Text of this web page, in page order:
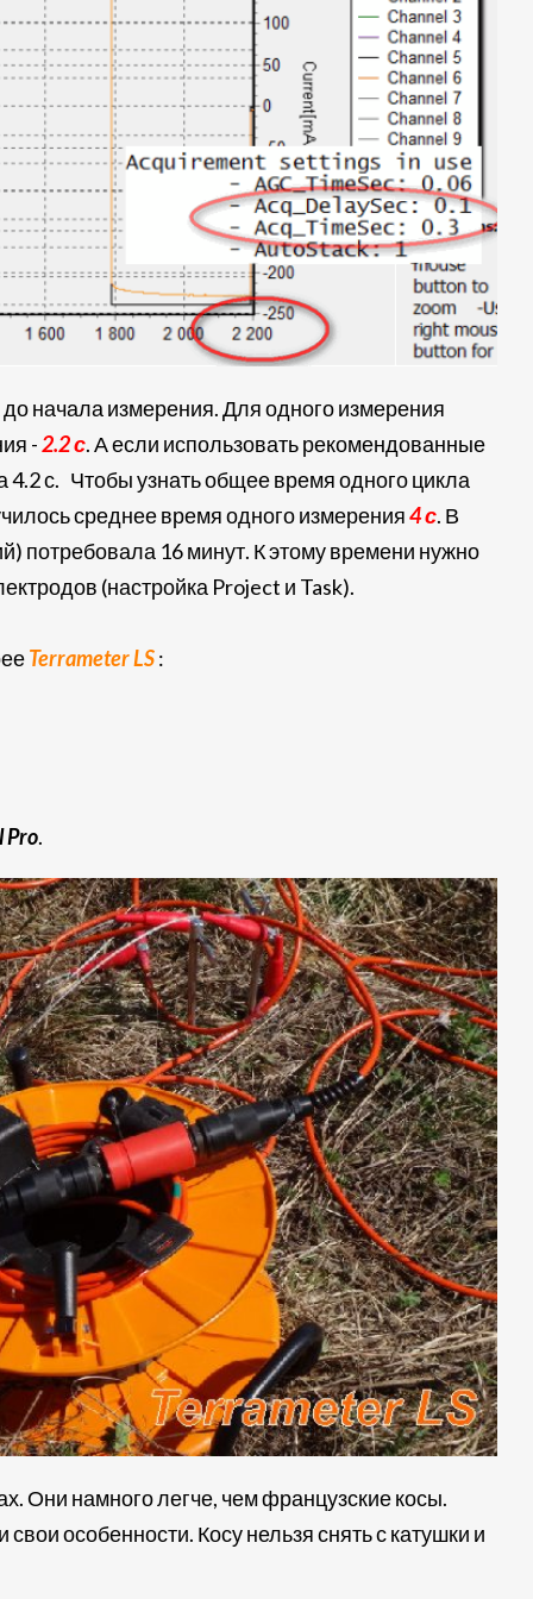
начала измерения. Для одного измерения
-2.2 с. А если использовать рекомендованные
4.2 с. Чтобы узнать общее время одного цикла
среднее время одного измерения4 с. В
потребовала 16 минут. К этому времени нужно
(настройка Project и Task).
Terrameter LS:
Pro.
Они намного легче, чем французские косы.
особенности. Косу нельзя снять с катушки и